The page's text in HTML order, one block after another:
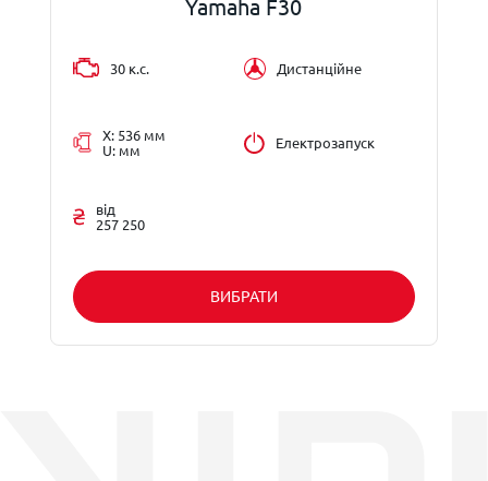
Yamaha F30
30 к.с. Дистанційне
X: 536 мм
U: мм
Електрозапуск
від
257 250
ВИБРАТИ